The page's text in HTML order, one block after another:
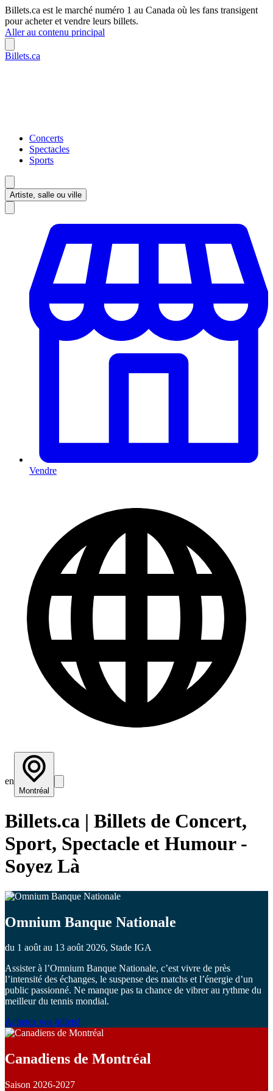
Billets.ca est le marché numéro 1 au Canada où les fans transigent
pour acheter et vendre leurs billets.
Aller au contenu principal
Billets.ca
Concerts
Spectacles
Sports
Artiste, salle ou ville
Vendre
en
Montréal
Billets.ca | Billets de Concert,
Sport, Spectacle et Humour -
Soyez Là
Omnium Banque Nationale
du 1 août au 13 août 2026, Stade IGA
Assister à l’Omnium Banque Nationale, c’est vivre de près
l’intensité des échanges, le suspense des matchs et l’énergie d’un
public passionné. Ne manque pas ta chance de vibrer au rythme du
meilleur du tennis mondial.
Achetez vos billets!
Canadiens de Montréal
Saison 2026-2027